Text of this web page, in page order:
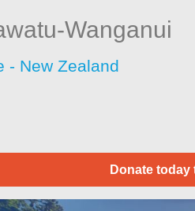
Wanganui
- New Zealand
Donate today